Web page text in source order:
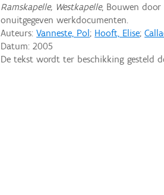
Ramskapelle, Westkapelle, Bouwen door
onuitgegeven werkdocumenten.
Auteurs:Vanneste, Pol; Hooft, Elise;
Datum:2005
De tekst wordt ter beschikking gesteld